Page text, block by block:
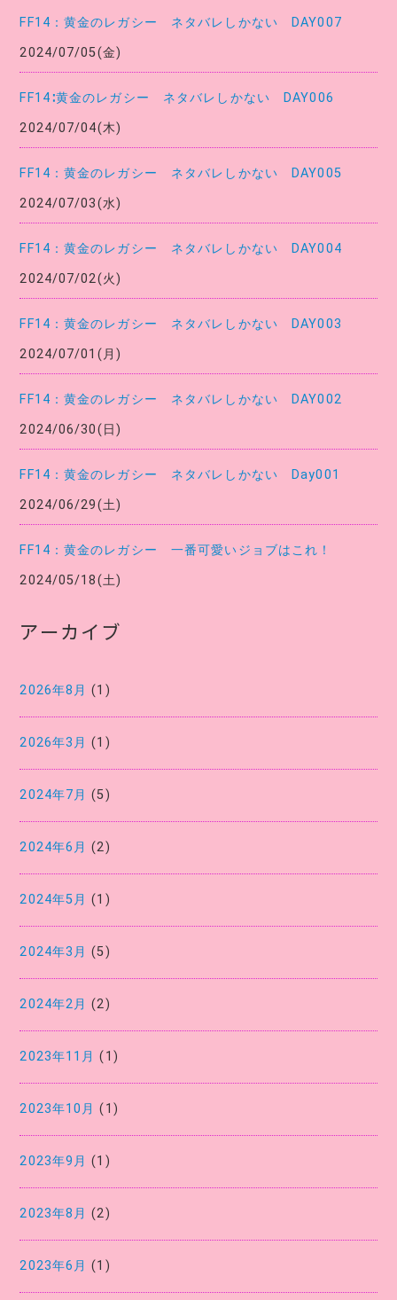
FF14：黄金のレガシー ネタバレしかない DAY007
2024/07/05(金)
FF14∶黄金のレガシー ネタバレしかない DAY006
2024/07/04(木)
FF14：黄金のレガシー ネタバレしかない DAY005
2024/07/03(水)
FF14：黄金のレガシー ネタバレしかない DAY004
2024/07/02(火)
FF14：黄金のレガシー ネタバレしかない DAY003
2024/07/01(月)
FF14：黄金のレガシー ネタバレしかない DAY002
2024/06/30(日)
FF14：黄金のレガシー ネタバレしかない Day001
2024/06/29(土)
FF14：黄金のレガシー 一番可愛いジョブはこれ！
2024/05/18(土)
アーカイブ
2026年8月 (1)
2026年3月 (1)
2024年7月 (5)
2024年6月 (2)
2024年5月 (1)
2024年3月 (5)
2024年2月 (2)
2023年11月 (1)
2023年10月 (1)
2023年9月 (1)
2023年8月 (2)
2023年6月 (1)